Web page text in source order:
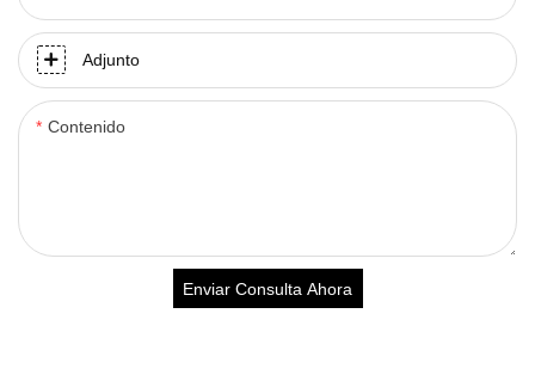
Adjunto
Contenido
Enviar Consulta Ahora